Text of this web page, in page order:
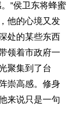
”侯卫东将蜂蜜
他的心境又发
处的某些东西
领着市政府一
聚集到了台
崇高感。修身
来说只是一句